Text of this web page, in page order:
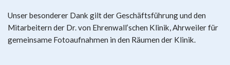
Unser besonderer Dank gilt der Geschäftsführung und den
Mitarbeitern der Dr. von Ehrenwall’schen Klinik, Ahrweiler für
gemeinsame Fotoaufnahmen in den Räumen der Klinik.